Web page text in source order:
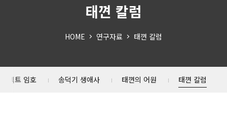
태껸 택견,
칼럼
HOME 연구자료 태껸 칼럼
젝트 임호 송덕기 생애사 태껸의 어원 태껸 칼럼